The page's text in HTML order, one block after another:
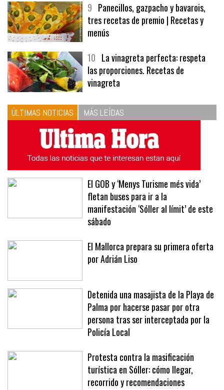
9 Panecillos, gazpacho y bavarois,
tres recetas de premio | Recetas y
menús
10 La vinagreta perfecta: respeta
las proporciones. Recetas de
vinagreta
ÚLTIMAS NOTICIAS MÁS LEÍDAS
El GOB y ‘Menys Turisme més vida’
fletan buses para ir a la
manifestación ‘Sóller al límit’ de este
sábado
El Mallorca prepara su primera oferta
por Adrián Liso
Detenida una masajista de la Playa de
Palma por hacerse pasar por otra
persona tras ser interceptada por la
Policía Local
Protesta contra la masificación
turística en Sóller: cómo llegar,
recorrido y recomendaciones